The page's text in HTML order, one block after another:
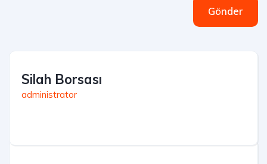
Gönder
Silah Borsası
administrator